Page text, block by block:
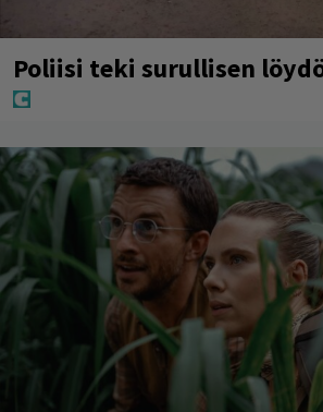
Poliisi teki surullisen